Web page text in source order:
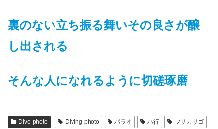
裏のない立ち振る舞いその良さが醸
し出される
そんな人になれるように切磋琢磨
Dive-photo Diving-photo パラオ ハ行 フサカサゴ